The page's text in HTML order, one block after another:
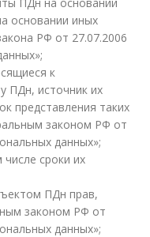
основании иных
РФ от 27.07.2006
к
ПДн, источник их
представления таких
законом РФ от
данных»;
сроки их
ПДн прав,
законом РФ от
данных»;